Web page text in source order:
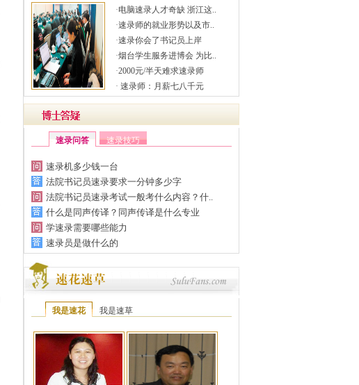
·电脑速录人才奇缺 浙江这..
·速录师的就业形势以及市..
·速录你会了书记员上岸
·烟台学生服务进博会 为比..
·2000元/半天难求速录师
· 速录师：月薪七八千元
速录问答 速录技巧
速录机多少钱一台
法院书记员速录要求一分钟多少字
法院书记员速录考试一般考什么内容？什..
什么是同声传译？同声传译是什么专业
学速录需要哪些能力
速录员是做什么的
我是速花 我是速草